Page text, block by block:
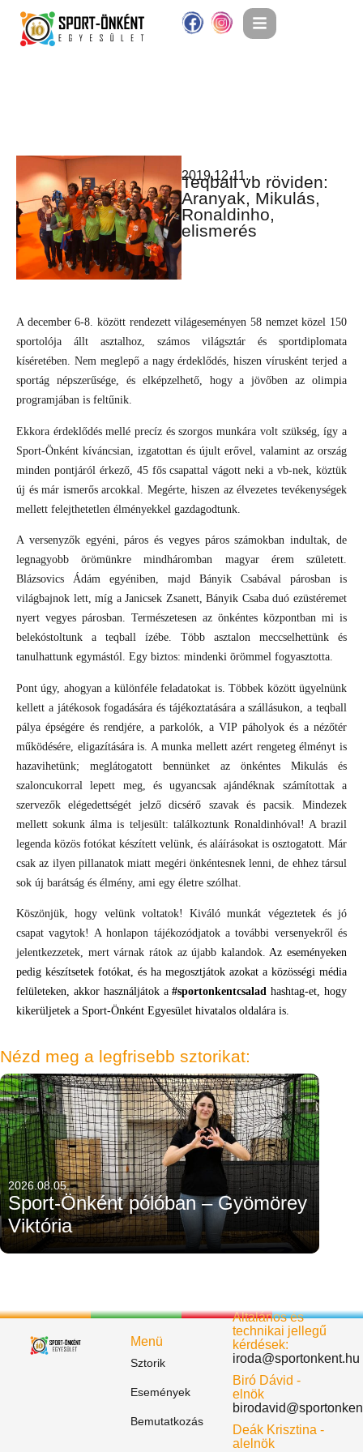
2019.12.11.
Teqball vb röviden:
Aranyak, Mikulás,
Ronaldinho,
elismerés
A december 6-8. között rendezett világeseményen 58 nemzet közel 150
sportolója állt asztalhoz, számos világsztár és sportdiplomata
kíséretében. Nem meglepő a nagy érdeklődés, hiszen vírusként terjed a
sportág népszerűsége, és elképzelhető, hogy a jövőben az olimpia
programjában is feltűnik.
Ekkora érdeklődés mellé precíz és szorgos munkára volt szükség, így a
Sport-Önként kíváncsian, izgatottan és újult erővel, valamint az ország
minden pontjáról érkező, 45 fős csapattal vágott neki a vb-nek, köztük
új és már ismerős arcokkal. Megérte, hiszen az élvezetes tevékenységek
mellett felejthetetlen élményekkel gazdagodtunk.
A versenyzők egyéni, páros és vegyes páros számokban indultak, de
legnagyobb örömünkre mindháromban magyar érem született.
Blázsovics Ádám egyéniben, majd Bányik Csabával párosban is
világbajnok lett, míg a Janicsek Zsanett, Bányik Csaba duó ezüstéremet
nyert vegyes párosban. Természetesen az önkéntes központban mi is
belekóstoltunk a teqball ízébe. Több asztalon meccselhettünk és
tanulhattunk egymástól. Egy biztos: mindenki örömmel fogyasztotta.
Pont úgy, ahogyan a különféle feladatokat is. Többek között ügyelnünk
kellett a játékosok fogadására és tájékoztatására a szállásukon, a teqball
pálya épségére és rendjére, a parkolók, a VIP páholyok és a nézőtér
működésére, eligazítására is. A munka mellett azért rengeteg élményt is
hazavihetünk; meglátogatott bennünket az önkéntes Mikulás és
szaloncukorral lepett meg, és ugyancsak ajándéknak számítottak a
szervezők elégedettségét jelző dicsérő szavak és pacsik. Mindezek
mellett sokunk álma is teljesült: találkoztunk Ronaldinhóval! A brazil
legenda közös fotókat készített velünk, és aláírásokat is osztogatott. Már
csak az ilyen pillanatok miatt megéri önkéntesnek lenni, de ehhez társul
sok új barátság és élmény, ami egy életre szólhat.
Köszönjük, hogy velünk voltatok! Kiváló munkát végeztetek és jó
csapat vagytok! A honlapon tájékozódjatok a további versenyekről és
jelentkezzetek, mert várnak rátok az újabb kalandok. Az eseményeken
pedig készítsetek fotókat, és ha megosztjátok azokat a közösségi média
felületeken, akkor használjátok a#sportonkentcsaladhashtag-et, hogy
kikerüljetek a Sport-Önként Egyesület hivatalos oldalára is.
Nézd meg a legfrisebb sztorikat:
2026.08.05.
Sport-Önként pólóban – Gyömörey
Viktória
Menü
Sztorik
Események
Bemutatkozás
Általános és
technikai jellegű
kérdések:
iroda@sportonkent.hu
Biró Dávid -
elnök
Deák Krisztina -
alelnök